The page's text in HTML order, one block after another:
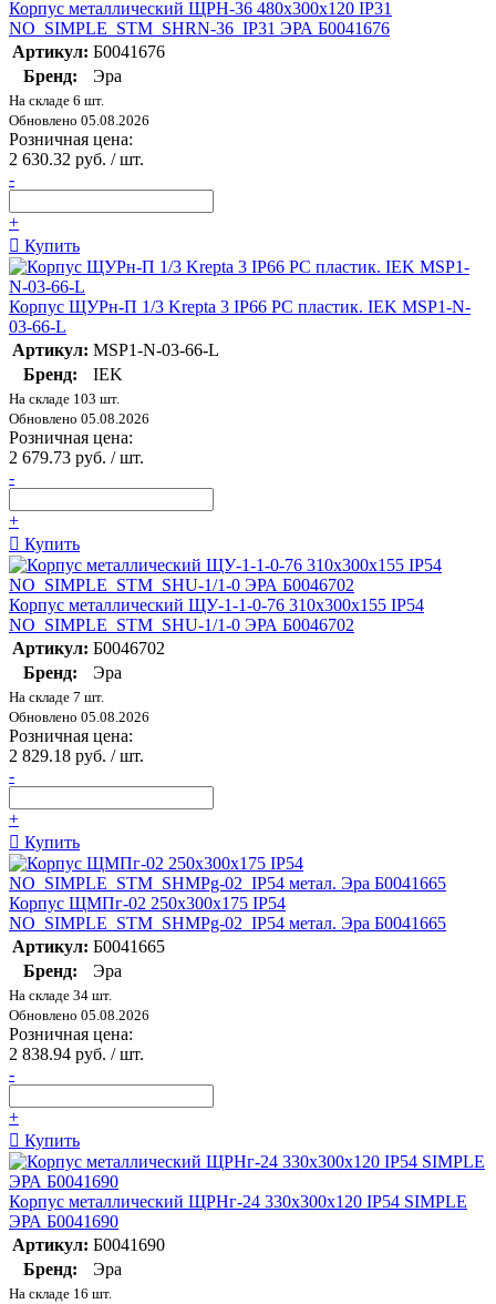
Корпус металлический ЩРН-36 480х300х120 IP31
NO_SIMPLE_STM_SHRN-36_IP31 ЭРА Б0041676
Артикул: Б0041676
Бренд:
Эра
На складе 6 шт.
Обновлено 05.08.2026
Розничная цена:
2 630.32 руб. / шт.
-
+
Купить
Корпус ЩУРн-П 1/3 Krepta 3 IP66 PC пластик. IEK MSP1-N-
03-66-L
Артикул: MSP1-N-03-66-L
Бренд:
IEK
На складе 103 шт.
Обновлено 05.08.2026
Розничная цена:
2 679.73 руб. / шт.
-
+
Купить
Корпус металлический ЩУ-1-1-0-76 310x300x155 IP54
NO_SIMPLE_STM_SHU-1/1-0 ЭРА Б0046702
Артикул: Б0046702
Бренд:
Эра
На складе 7 шт.
Обновлено 05.08.2026
Розничная цена:
2 829.18 руб. / шт.
-
+
Купить
Корпус ЩМПг-02 250х300х175 IP54
NO_SIMPLE_STM_SHMPg-02_IP54 метал. Эра Б0041665
Артикул: Б0041665
Бренд:
Эра
На складе 34 шт.
Обновлено 05.08.2026
Розничная цена:
2 838.94 руб. / шт.
-
+
Купить
Корпус металлический ЩРНг-24 330х300х120 IP54 SIMPLE
ЭРА Б0041690
Артикул: Б0041690
Бренд:
Эра
На складе 16 шт.